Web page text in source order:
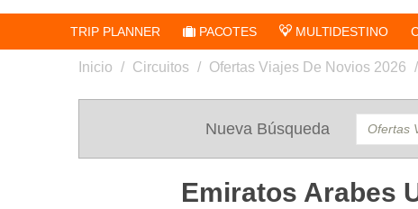
TRIP PLANNER PACOTES MULTIDESTINO
Inicio / Circuitos / Ofertas Viajes De Novios 2026 /
Nueva Búsqueda
Emiratos Arabes